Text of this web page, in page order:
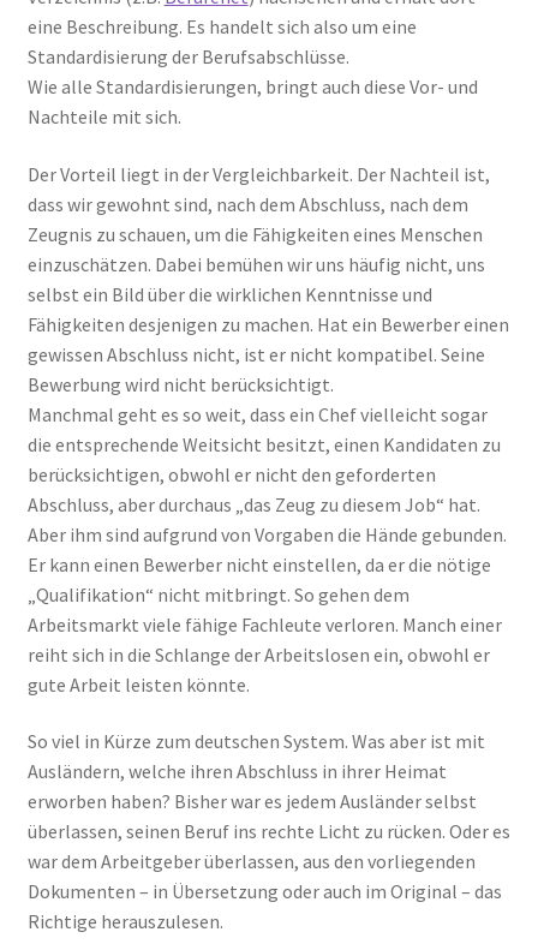
eine Beschreibung. Es handelt sich also um eine
Standardisierung der Berufsabschlüsse.
Wie alle Standardisierungen, bringt auch diese Vor- und
Nachteile mit sich.
Der Vorteil liegt in der Vergleichbarkeit. Der Nachteil ist,
dass wir gewohnt sind, nach dem Abschluss, nach dem
Zeugnis zu schauen, um die Fähigkeiten eines Menschen
einzuschätzen. Dabei bemühen wir uns häufig nicht, uns
selbst ein Bild über die wirklichen Kenntnisse und
Fähigkeiten desjenigen zu machen. Hat ein Bewerber einen
gewissen Abschluss nicht, ist er nicht kompatibel. Seine
Bewerbung wird nicht berücksichtigt.
Manchmal geht es so weit, dass ein Chef vielleicht sogar
die entsprechende Weitsicht besitzt, einen Kandidaten zu
berücksichtigen, obwohl er nicht den geforderten
Abschluss, aber durchaus „das Zeug zu diesem Job“ hat.
Aber ihm sind aufgrund von Vorgaben die Hände gebunden.
Er kann einen Bewerber nicht einstellen, da er die nötige
„Qualifikation“ nicht mitbringt. So gehen dem
Arbeitsmarkt viele fähige Fachleute verloren. Manch einer
reiht sich in die Schlange der Arbeitslosen ein, obwohl er
gute Arbeit leisten könnte.
So viel in Kürze zum deutschen System. Was aber ist mit
Ausländern, welche ihren Abschluss in ihrer Heimat
erworben haben? Bisher war es jedem Ausländer selbst
überlassen, seinen Beruf ins rechte Licht zu rücken. Oder es
war dem Arbeitgeber überlassen, aus den vorliegenden
Dokumenten – in Übersetzung oder auch im Original – das
Richtige herauszulesen.